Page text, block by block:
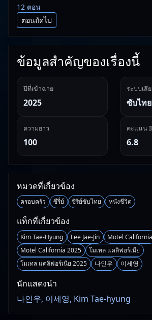
12 ตอน
ตอนถัดไป
ข้อมูลสำคัญของเรื่องนี้
ปีที่เข้าฉาย
2025
ระบบเสี
ซับไทย
ความยาว
100
คะแนน
6.8
หมวดที่เกี่ยวข้อง
ครอบครัว ซีรี่ย์ ซีรี่ย์ซับไทย หนังชีวิต
แท็กที่เกี่ยวข้อง
Kim Tae-Hyung Lee Jae-Jin
Motel California
Motel California 2025
โมเทล แคลิฟอร์เนีย
โมเทล แคลิฟอร์เนีย 2025
나인우 이세영
นักแสดงนำ
나인우, 이세영, Kim Tae-hyung